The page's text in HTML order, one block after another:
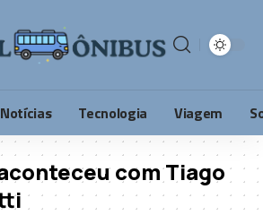
Notícias Tecnologia Viagem
com Tiago